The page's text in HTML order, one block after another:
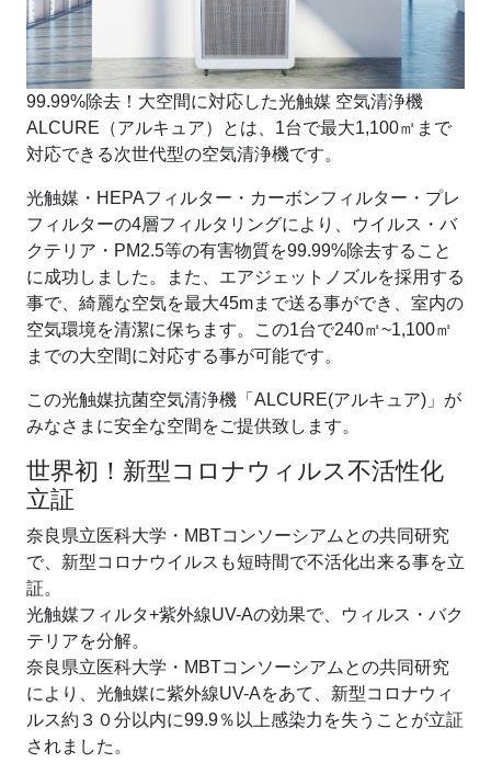
99.99%除去！大空間に対応した光触媒 空気清浄機
ALCURE（アルキュア）とは、1台で最大1,100㎡まで
対応できる次世代型の空気清浄機です。
光触媒・HEPAフィルター・カーボンフィルター・プレ
フィルターの4層フィルタリングにより、ウイルス・バ
クテリア・PM2.5等の有害物質を99.99%除去すること
に成功しました。また、エアジェットノズルを採用する
事で、綺麗な空気を最大45mまで送る事ができ、室内の
空気環境を清潔に保ちます。この1台で240㎡~1,100㎡
までの大空間に対応する事が可能です。
この光触媒抗菌空気清浄機「ALCURE(アルキュア)」が
みなさまに安全な空間をご提供致します。
世界初！新型コロナウィルス不活性化
立証
奈良県立医科大学・ MBTコンソーシアムとの共同研究
で、 新型コロナウイルスも短時間で不活化出来る事を立
証。
光触媒フィルタ+紫外線UV-Aの効果で、ウィルス・バク
テリアを分解。
奈良県立医科大学・MBTコンソーシアムとの共同研究
により、光触媒に紫外線UV-Aをあて、新型コロナウィ
ルス約３０分以内に99.9％以上感染力を失うことが立証
されました。